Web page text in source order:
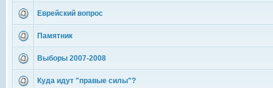
Еврейский вопрос
Памятник
Выборы 2007-2008
Куда идут "правые силы"?